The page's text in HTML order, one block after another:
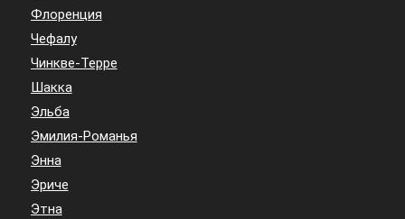
Флоренция
Чефалу
Чинкве-Терре
Шакка
Эльба
Эмилия-Романья
Энна
Эриче
Этна